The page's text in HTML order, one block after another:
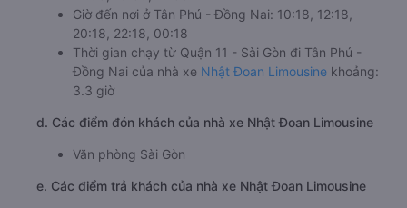
Giờ đến nơi ở Tân Phú - Đồng Nai: 10:18, 12:18,
20:18, 22:18, 00:18
Thời gian chạy từ Quận 11 - Sài Gòn đi Tân Phú -
Đồng Nai của nhà xe Nhật Đoan Limousine khoảng:
3.3 giờ
d. Các điểm đón khách của nhà xe Nhật Đoan Limousine
Văn phòng Sài Gòn
e. Các điểm trả khách của nhà xe Nhật Đoan Limousine